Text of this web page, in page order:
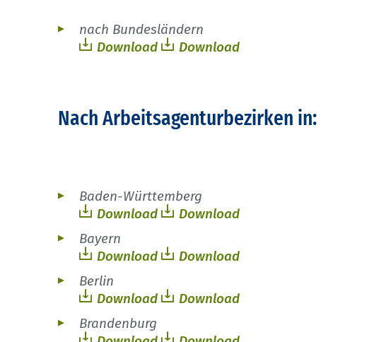
nach Bundesländern
Download
Download
Nach Arbeitsagenturbezirken in:
Baden-Württemberg
Download
Download
Bayern
Download
Download
Berlin
Download
Download
Brandenburg